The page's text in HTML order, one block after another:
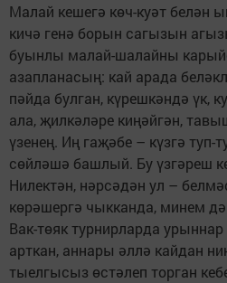
Малай кешегә көч-куәт белән
кичә генә борын сагызын
буынлы малай-шалайны
азапланасың: кай арада
пәйда булган, күрешкәндә
ала, җилкәләре киңәйгән,
үзенең. Иң гаҗәбе – күзгә туп-
сөйләшә башлый. Бу үзгәреш
Нилектән, нәрсәдән ул –
көрәшергә чыкканда, минем
Вак-төяк турнирларда
арткан, аннары әллә кайдан
тыелгысыз өстәлеп торган